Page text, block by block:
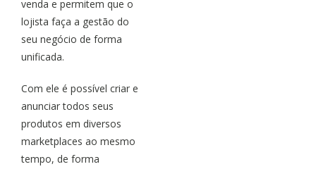
venda e permitem que o
lojista faça a gestão do
seu negócio de forma
unificada.
Com ele é possível criar e
anunciar todos seus
produtos em diversos
marketplaces ao mesmo
tempo, de forma